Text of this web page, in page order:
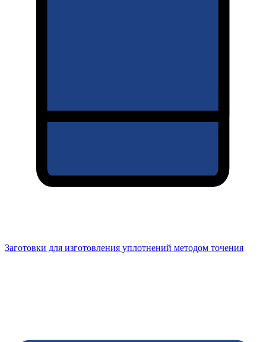
Заготовки для изготовления уплотнений методом точения